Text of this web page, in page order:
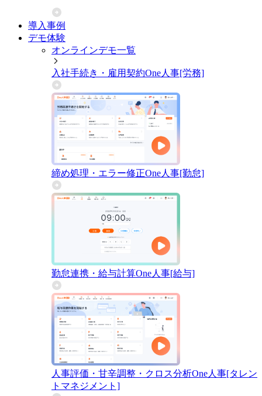
導入事例
デモ体験
オンラインデモ一覧
入社手続き・雇用契約One人事[労務]
締め処理・エラー修正One人事[勤怠]
勤怠連携・給与計算One人事[給与]
人事評価・甘辛調整・クロス分析One人事[タレン
トマネジメント]